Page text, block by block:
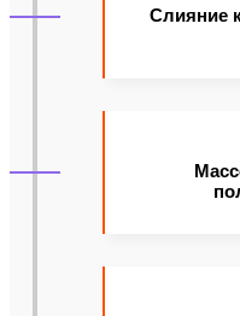
Слияние